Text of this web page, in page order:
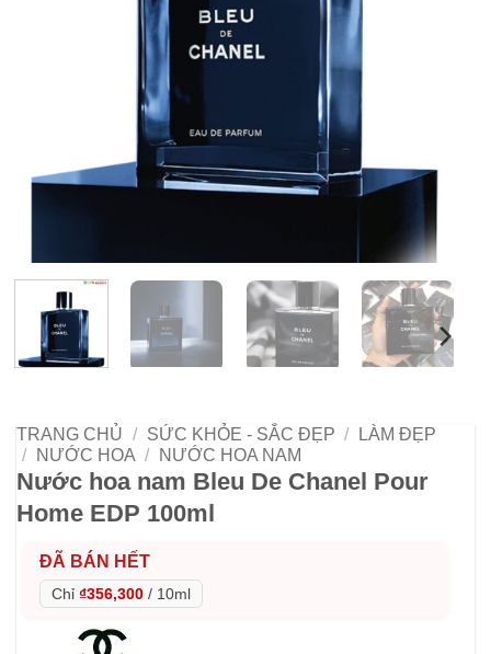
TRANG CHỦ / SỨC KHỎE - SẮC ĐẸP /
LÀM ĐẸP
/
NƯỚC HOA / NƯỚC HOA NAM
Nước hoa nam Bleu De Chanel Pour
Home EDP 100ml
ĐÃ BÁN HẾT
Chỉ ₫356,300 / 10ml